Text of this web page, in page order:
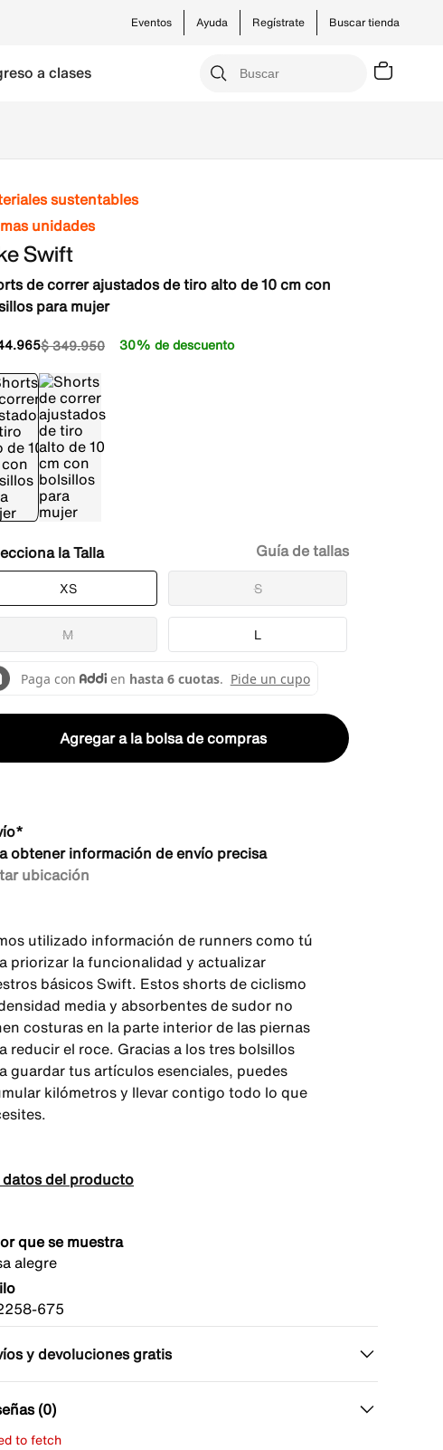
Buscar tienda
Ayuda Regístrate
Eventos
a clases
sustentables
unidades
Swift
de correr ajustados de tiro alto de 10 cm con
para mujer
$349.950
.965 30% de descuento
Talla
XS S
M L
Guía de tallas
Agregar a la bolsa de compras
obtener información de envío precisa
ubicación
utilizado información de runners como tú
priorizar la funcionalidad y actualizar
básicos Swift. Estos shorts de ciclismo
media y absorbentes de sudor no
costuras en la parte interior de las piernas
reducir el roce. Gracias a los tres bolsillos
guardar tus artículos esenciales, puedes
kilómetros y llevar contigo todo lo que
datos del producto
que se muestra
alegre
675
y devoluciones gratis
(0)
to fetch